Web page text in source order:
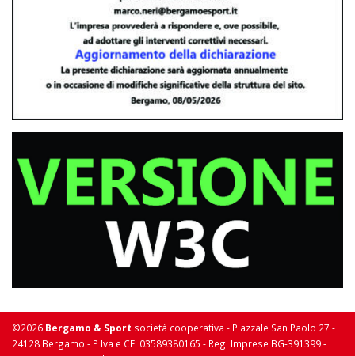
©2026 Bergamo & Sport società cooperativa - Piazzale San Paolo 27 -
24128 Bergamo - P Iva e CF: 03589380165 - Reg. Imprese BG-391399 -